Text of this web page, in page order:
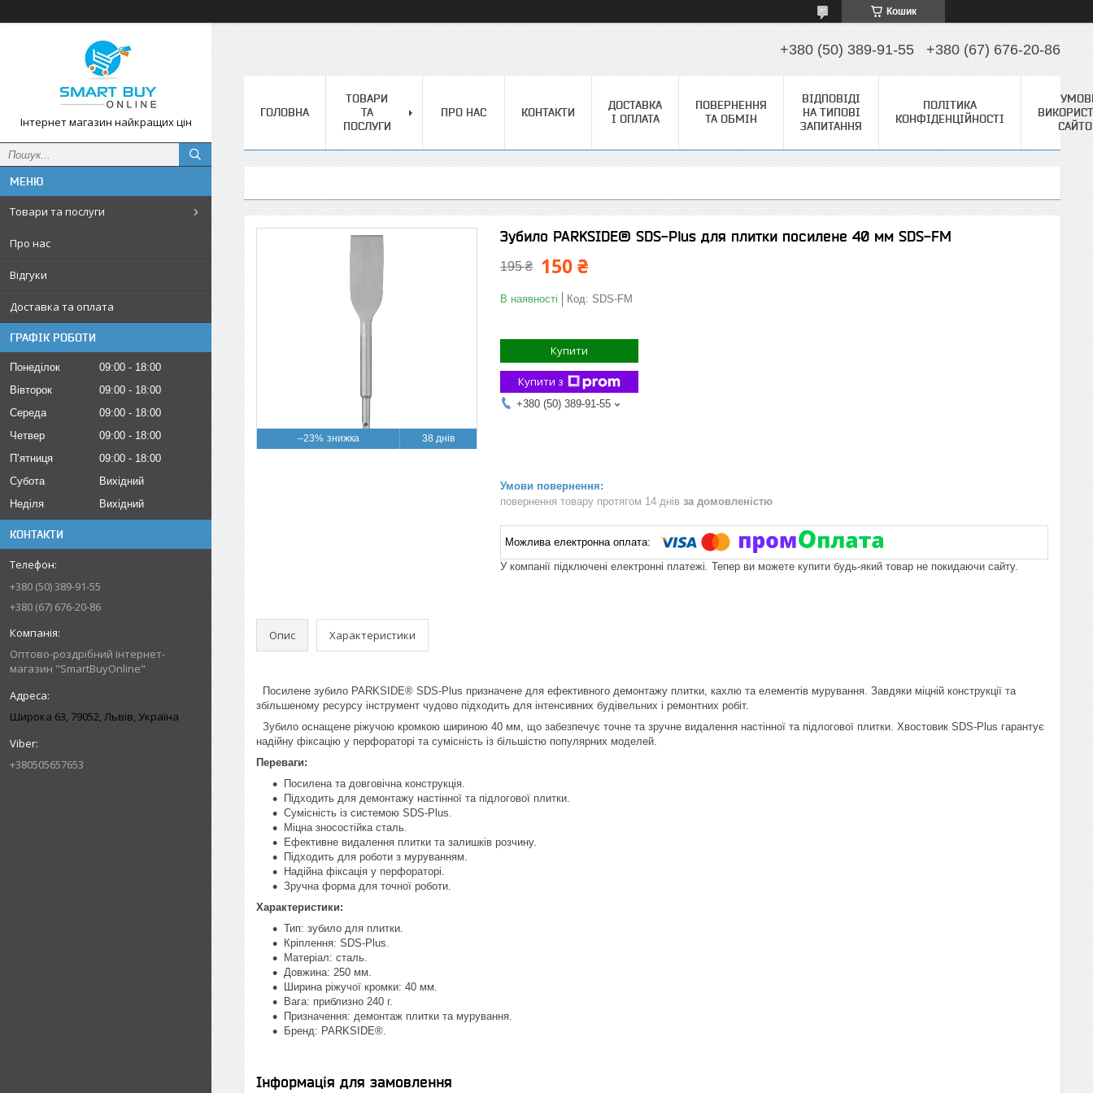
Кошик
Інтернет магазин найкращих цін
Товари та послуги
Про нас
Відгуки
Доставка та оплата
ГРАФІК РОБОТИ
Понеділок 09:00
18:00
Вівторок
09:00
18:00
Середа
09:00
18:00
Четвер
09:00
18:00
Пʼятниця
09:00
18:00
Субота
Вихідний
Неділя
Вихідний
КОНТАКТИ
+380 (50) 389-91-55
+380 (67) 676-20-86
Оптово-роздрібний інтернет-
магазин "SmartBuyOnline"
Широка 63, 79052, Львів, Україна
+380505657653
+380 (50) 389-91-55 +380 (67) 676-20-86
ГОЛОВНА
ТОВАРИ
ТА
ПОСЛУГИ
ПРО НАС КОНТАКТИ
ДОСТАВКА
І ОПЛАТА
ПОВЕРНЕННЯ
ТА ОБМІН
ВІДПОВІДІ
НА ТИПОВІ
ЗАПИТАННЯ
ПОЛІТИКА
КОНФІДЕНЦІЙНОСТІ
–23% 38 днів
Зубило PARKSIDE® SDS-Plus для плитки посилене 40 мм SDS-FM
195 ₴ 150 ₴
В наявності Код: SDS-FM
Купити
Купити з
+380 (50) 389-91-55
повернення товару протягом 14 днів за домовленістю
У компанії підключені електронні платежі. Тепер ви можете купити будь-який товар не покидаючи сайту.
Опис Характеристики
Посилене зубило PARKSIDE® SDS-Plus призначене для ефективного демонтажу плитки, кахлю та елементів мурування. Завдяки міцній конструкції та
збільшеному ресурсу інструмент чудово підходить для інтенсивних будівельних і ремонтних робіт.
Зубило оснащене ріжучою кромкою шириною 40 мм, що забезпечує точне та зручне видалення настінної та підлогової плитки. Хвостовик SDS-Plus гарантує
надійну фіксацію у перфораторі та сумісність із більшістю популярних моделей.
Переваги:
Посилена та довговічна конструкція.
Підходить для демонтажу настінної та підлогової плитки.
Сумісність із системою SDS-Plus.
Міцна зносостійка сталь.
Ефективне видалення плитки та залишків розчину.
Підходить для роботи з муруванням.
Надійна фіксація у перфораторі.
Зручна форма для точної роботи.
Характеристики:
Тип: зубило для плитки.
Кріплення: SDS-Plus.
Матеріал: сталь.
Довжина: 250 мм.
Ширина ріжучої кромки: 40 мм.
Вага: приблизно 240 г.
Призначення: демонтаж плитки та мурування.
Бренд: PARKSIDE®.
Інформація для замовлення